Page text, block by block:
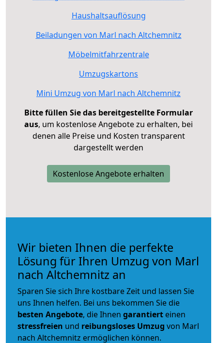
Haushaltsauflösung
Beiladungen von Marl nach Altchemnitz
Möbelmitfahrzentrale
Umzugskartons
Mini Umzug von Marl nach Altchemnitz
Bitte füllen Sie das bereitgestellte Formular
aus, um kostenlose Angebote zu erhalten, bei
denen alle Preise und Kosten transparent
dargestellt werden
Kostenlose Angebote erhalten
Wir bieten Ihnen die perfekte
Lösung für Ihren Umzug von Marl
nach Altchemnitz an
Sparen Sie sich Ihre kostbare Zeit und lassen Sie
uns Ihnen helfen. Bei uns bekommen Sie die
besten Angebote, die Ihnen garantiert einen
stressfreien und reibungsloses Umzug von Marl
nach Altchemnitz ermöglichen können.